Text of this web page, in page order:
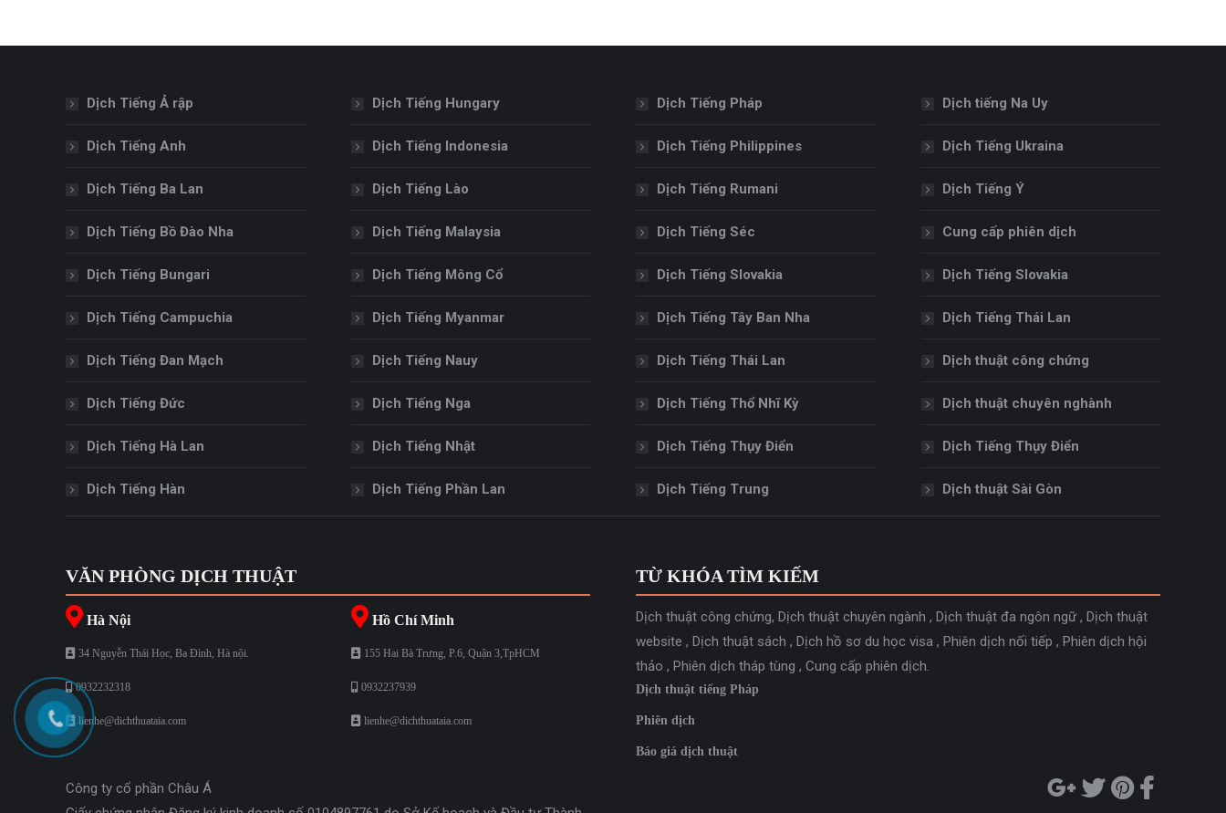
Dịch Tiếng Ả rập
Dịch Tiếng Anh
Dịch Tiếng Ba Lan
Dịch Tiếng Bồ Đào Nha
Dịch Tiếng Bungari
Dịch Tiếng Campuchia
Dịch Tiếng Đan Mạch
Dịch Tiếng Đức
Dịch Tiếng Hà Lan
Dịch Tiếng Hàn
Dịch Tiếng Hungary
Dịch Tiếng Indonesia
Dịch Tiếng Lào
Dịch Tiếng Malaysia
Dịch Tiếng Mông Cổ
Dịch Tiếng Myanmar
Dịch Tiếng Nauy
Dịch Tiếng Nga
Dịch Tiếng Nhật
Dịch Tiếng Phần Lan
Dịch Tiếng Pháp
Dịch Tiếng Philippines
Dịch Tiếng Rumani
Dịch Tiếng Séc
Dịch Tiếng Slovakia
Dịch Tiếng Tây Ban Nha
Dịch Tiếng Thái Lan
Dịch Tiếng Thổ Nhĩ Kỳ
Dịch Tiếng Thụy Điển
Dịch Tiếng Trung
Dịch tiếng Na Uy
Dịch Tiếng Ukraina
Dịch Tiếng Ý
Cung cấp phiên dịch
Dịch Tiếng Slovakia
Dịch Tiếng Thái Lan
Dịch thuật công chứng
Dịch thuật chuyên nghành
Dịch Tiếng Thụy Điển
Dịch thuật Sài Gòn
VĂN PHÒNG DỊCH THUẬT
Hà Nội
34 Nguyễn Thái Học, Ba Đình, Hà nội.
0932232318
lienhe@dichthuataia.com
Hồ Chí Minh
155 Hai Bà Trưng, P.6, Quận 3,TpHCM
0932237939
lienhe@dichthuataia.com
TỪ KHÓA TÌM KIẾM
Dịch thuật công chứng, Dịch thuật chuyên ngành , Dịch thuật đa ngôn ngữ, Dịch thuật
website , Dịch thuật sách , Dịch hồ sơ du học visa , Phiên dịch nối tiếp , Phiên dịch hội
thảo , Phiên dịch tháp tùng , Cung cấp phiên dịch.
Dịch thuật tiếng Pháp
Phiên dịch
Báo giá dịch thuật
Công ty cổ phần Châu Á